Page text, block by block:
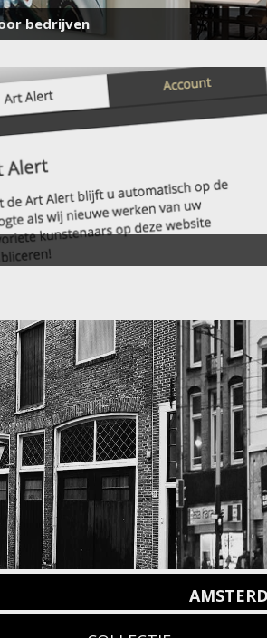
bedrijven